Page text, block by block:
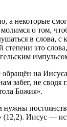
а некоторые
о том,
в слова, с
это
обращён на
забег, не сводя
Божия».
(12,2). Иисус —